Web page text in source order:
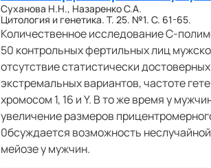
Суханова Н.Н., Назаренко С.А.
Цитология и генетика. Т. 25. №1. С. 61-65.
Количественное исследование С-
50 контрольных фертильных лиц
отсутствие статистически
экстремальных вариантов, частоте
хромосом 1, 16 и Y. В то же время у
увеличение размеров
0бсуждается возможность
мейозе у мужчин.